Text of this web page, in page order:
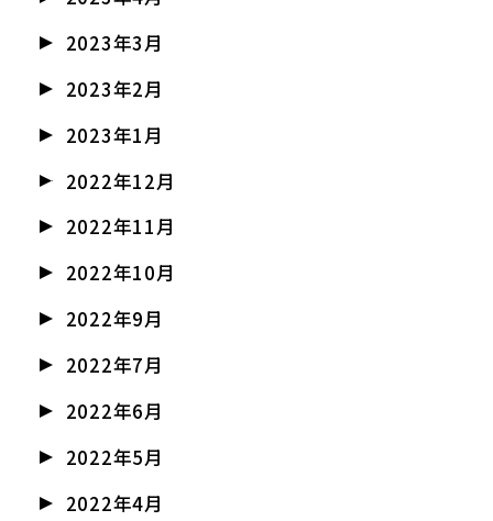
2023年3月
2023年2月
2023年1月
2022年12月
2022年11月
2022年10月
2022年9月
2022年7月
2022年6月
2022年5月
2022年4月